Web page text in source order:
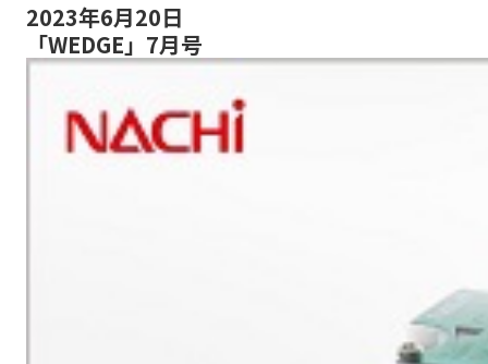
2023年6月20日
「WEDGE」7月号